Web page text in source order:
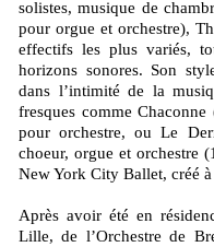
solistes, musique de
pour orgue et orchestre),
effectifs les plus variés,
horizons sonores. Son
dans l’intimité de la
fresques comme
pour orchestre, ou Le
choeur, orgue et orchestre
New York City Ballet, créé
Après avoir été en
Lille, de l’Orchestre de